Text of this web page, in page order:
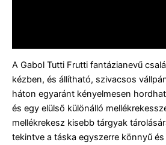
A Gabol Tutti Frutti fantázianevű
kézben, és állítható, szivacsos
háton egyaránt kényelmesen
és egy elülső különálló
mellékrekesz kisebb tárgyak
tekintve a táska egyszerre könnyű